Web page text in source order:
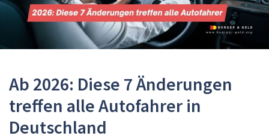
Ab 2026: Diese 7 Änderungen
treffen alle Autofahrer in
Deutschland